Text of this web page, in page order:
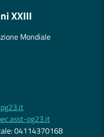
XXIII
Mondiale
pg23.it
04114370168